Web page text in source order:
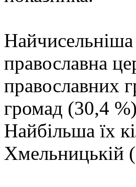
православна
православних
громад (30,4
Найбільша їх
Хмельницькій